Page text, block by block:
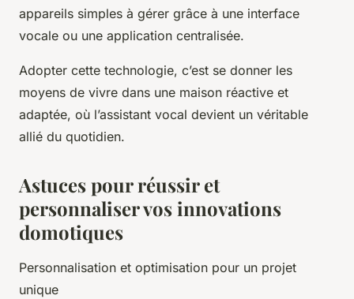
appareils simples à gérer grâce à une interface
vocale ou une application centralisée.
Adopter cette technologie, c’est se donner les
moyens de vivre dans une maison réactive et
adaptée, où l’assistant vocal devient un véritable
allié du quotidien.
Astuces pour réussir et
personnaliser vos innovations
domotiques
Personnalisation et optimisation pour un projet
unique